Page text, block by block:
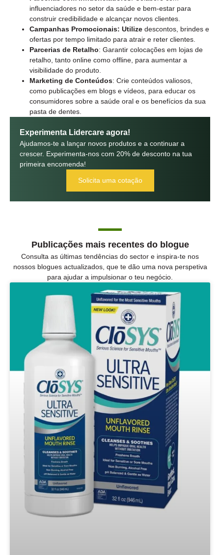
influenciadores no setor da saúde e bem-estar para
construir credibilidade e alcançar novos clientes.
Campanhas Promocionais: Utilize descontos, brindes e
ofertas por tempo limitado para atrair e reter clientes.
Parcerias de Retalho: Garantir colocações em lojas de
retalho, tanto online como offline, para aumentar a
visibilidade do produto.
Marketing de Conteúdos: Crie conteúdos valiosos,
como publicações em blogs e vídeos, para educar os
consumidores sobre a saúde oral e os benefícios da sua
pasta de dentes.
Experimenta Lidercare agora!
Ajudamos-te a lançar novos produtos e a continuar a
crescer. Experimenta-nos com 20% de desconto na tua
primeira encomenda!
Solicita uma cotação
Publicações mais recentes do blogue
Consulta as últimas tendências do sector e inspira-te nos
nossos blogues actualizados, que te dão uma nova perspetiva
para ajudar a impulsionar o teu negócio.